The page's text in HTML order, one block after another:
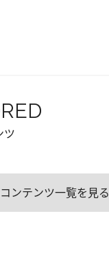
ツ
ンテンツ一覧を見る